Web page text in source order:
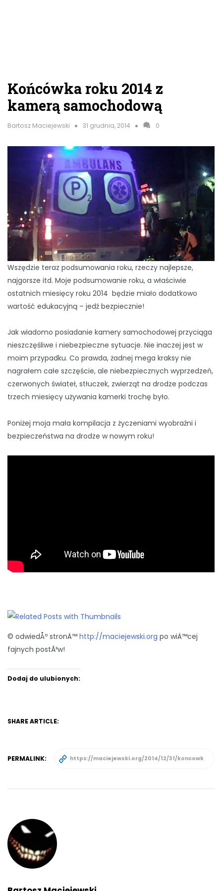
Końcówka roku 2014 z
kamerą samochodową
Bartosz Maciejewski 31 grudnia, 2014 0
Wszędzie teraz podsumowania roku, rzeczy najlepsze,
najgorsze itd. Moje podsumowanie roku, a właściwie
ostatnich miesięcy roku 2014 będzie miało dodatkowo
wartość edukacyjną – jedź bezpiecznie!
Jak wiadomo posiadanie kamery samochodowej przyciąga
nieszczęśliwe i niebezpieczne sytuacje. Nie inaczej jest w
moim przypadku. Co prawda, żadnej mega kraksy nie
nagrałem całe szczęście, ale niebezpiecznych wyprzedzeń,
czerwonych świateł, stłuczek, zwierząt na drodze podczas
trzech miesięcy używania kamerki trochę było.
Poniżej moja mała kompilacja z życzeniami wyobraźni i
bezpieczeństwa na drodze w nowym roku!
© odwiedÅº stronÄ™ http://maciejewski.org po wiÄ™cej
fajnych postÃ³w!
Dodaj do ulubionych:
SHARE ARTICLE:
PERMALINK: